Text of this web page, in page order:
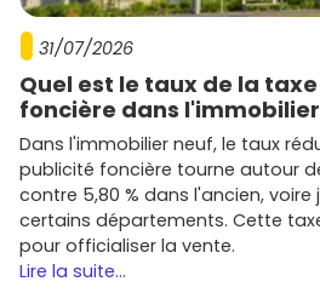
claire de la valeur de chaque
Les bons réflexes pour
neuf à Entzheim
d'exposition au bruit (PEB)
demande le niveau d'isolation
vitrage, VMC).
Scrute la mobilité: distance
fréquence desTER, parkings
Regarde l'orientation et les
31/07/2026
Quel est le taux de la
foncière dans
Dans l'immobilier neuf, le taux
publicité foncière tourne autour de
contre 5,80 % dans l'ancien, voire
certains départements. Cette
pour officialiser la vente.
Lire la suite...